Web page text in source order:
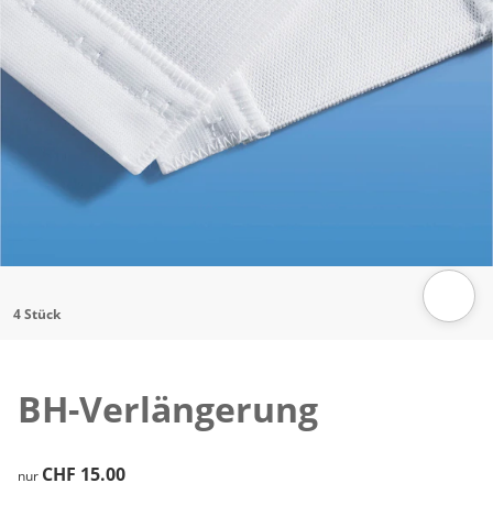
4 Stück
BH-Verlängerung
CHF 15.00
nur CHF 15.00